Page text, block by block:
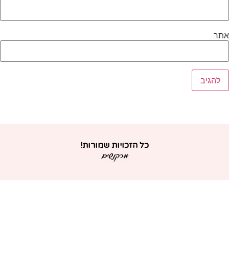
כל הזכויות שמורות!